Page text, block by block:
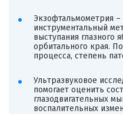
Экзофтальмометрия
инструментальный
выступания глазного
орбитального края.
процесса, степень
Ультразвуковое
помогает оценить
глазодвигательных
воспалительных